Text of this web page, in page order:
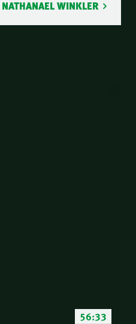
WINKLER
56:33